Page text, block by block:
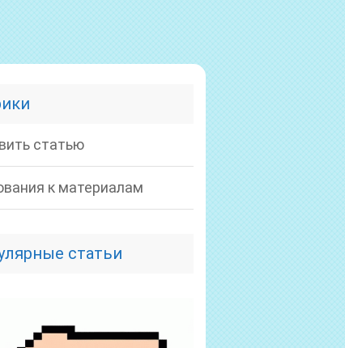
статью
к материалам
статьи